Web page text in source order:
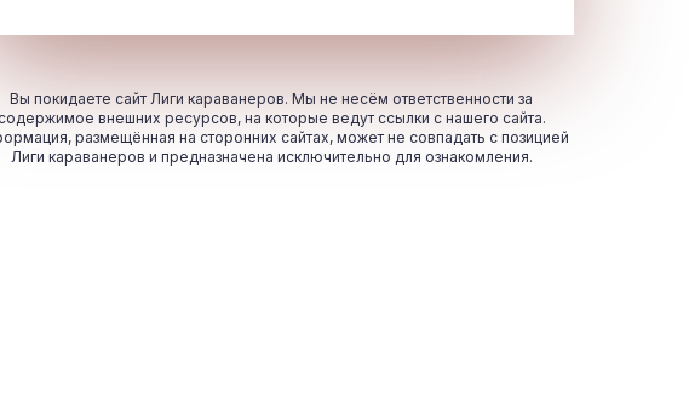
Вы покидаете сайт Лиги караванеров. Мы не несём ответственности за
внешних ресурсов, на которые ведут ссылки с нашего сайта.
размещённая на сторонних сайтах, может не совпадать с позицией
Лиги караванеров и предназначена исключительно для ознакомления.